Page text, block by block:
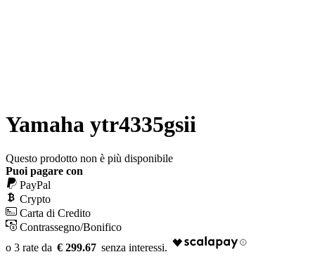
Yamaha ytr4335gsii
Questo prodotto non è più disponibile
Puoi pagare con
PayPal
Crypto
Carta di Credito
Contrassegno/Bonifico
€ 299.67